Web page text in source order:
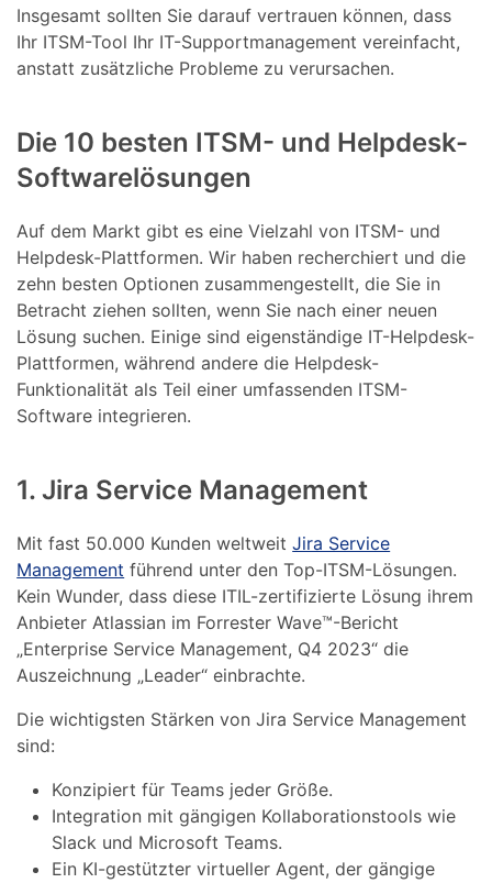
Insgesamt sollten Sie darauf vertrauen können, dass
Ihr ITSM-Tool Ihr IT-Supportmanagement vereinfacht,
anstatt zusätzliche Probleme zu verursachen.
Die 10 besten ITSM- und Helpdesk-
Softwarelösungen
Auf dem Markt gibt es eine Vielzahl von ITSM- und
Helpdesk-Plattformen. Wir haben recherchiert und die
zehn besten Optionen zusammengestellt, die Sie in
Betracht ziehen sollten, wenn Sie nach einer neuen
Lösung suchen. Einige sind eigenständige IT-Helpdesk-
Plattformen, während andere die Helpdesk-
Funktionalität als Teil einer umfassenden ITSM-
Software integrieren.
1. Jira Service Management
Mit fast 50.000 Kunden weltweitJira Service
Management führend unter den Top-ITSM-Lösungen.
Kein Wunder, dass diese ITIL-zertifizierte Lösung ihrem
Anbieter Atlassian im Forrester Wave™-Bericht
„Enterprise Service Management, Q4 2023“ die
Auszeichnung „Leader“ einbrachte.
Die wichtigsten Stärken von Jira Service Management
sind:
Konzipiert für Teams jeder Größe.
Integration mit gängigen Kollaborationstools wie
Slack und Microsoft Teams.
Ein KI-gestützter virtueller Agent, der gängige